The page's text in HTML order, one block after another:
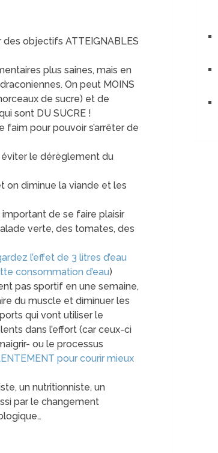
objectifs ATTEIGNABLES
plus saines, mais en
On peut MOINS
de sucre) et de
sont DU SUCRE !
faim pour pouvoir s’arrêter de
éviter le dérèglement du
on diminue la viande et les
de se faire plaisir
verte, des tomates, des
l’effet de 3 litres d’eau
consommation d’eau)
pas sportif en une semaine,
du muscle et diminuer les
qui vont utiliser le
dans l’effort (car ceux-ci
ou le processus
pour courir mieux
un nutritionniste, un
par le changement